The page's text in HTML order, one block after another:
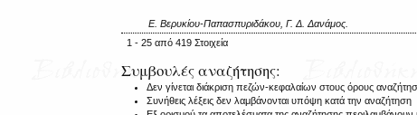
Ε. Βερυκίου-Παπασπυριδάκου, Γ. Δ. Δανάμος.
1 - 25 από 419 Στοιχεία
Συμβουλές αναζήτησης:
Δεν γίνεται διάκριση πεζών-κεφαλαίων στους όρους
Συνήθεις λέξεις δεν λαμβάνονται υπόψη κατά την αναζήτηση